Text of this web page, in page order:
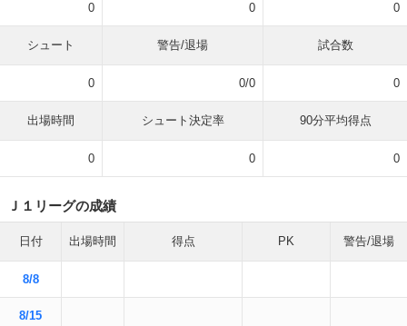
0 0 0
シュート 警告/退場 試合数
0 0/0 0
出場時間 シュート決定率 90分平均得点
0 0 0
Ｊ１リーグの成績
日付 出場時間 得点 PK 警告/退場
8/8
8/15